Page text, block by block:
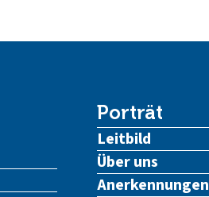
Porträt
Leitbild
Über uns
Anerkennungen